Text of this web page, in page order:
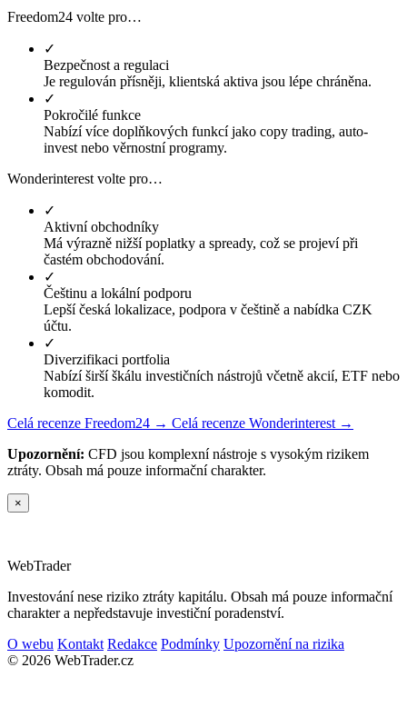
Freedom24 volte pro…
✓
Bezpečnost a regulaci
Je regulován přísněji, klientská aktiva jsou lépe chráněna.
✓
Pokročilé funkce
Nabízí více doplňkových funkcí jako copy trading, auto-
invest nebo věrnostní programy.
Wonderinterest volte pro…
✓
Aktivní obchodníky
Má výrazně nižší poplatky a spready, což se projeví při
častém obchodování.
✓
Češtinu a lokální podporu
Lepší česká lokalizace, podpora v češtině a nabídka CZK
účtu.
✓
Diverzifikaci portfolia
Nabízí širší škálu investičních nástrojů včetně akcií, ETF nebo
komodit.
Celá recenze Freedom24 → Celá recenze Wonderinterest →
Upozornění: CFD jsou komplexní nástroje s vysokým rizikem
ztráty. Obsah má pouze informační charakter.
×
WebTrader
Investování nese riziko ztráty kapitálu. Obsah má pouze informační
charakter a nepředstavuje investiční poradenství.
O webu Kontakt Redakce Podmínky Upozornění na rizika
© 2026 WebTrader.cz